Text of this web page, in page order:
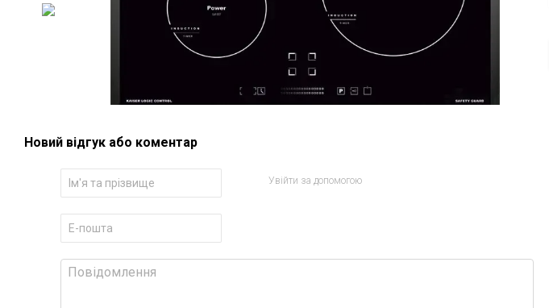
Новий відгук або коментар
Увійти за допомогою